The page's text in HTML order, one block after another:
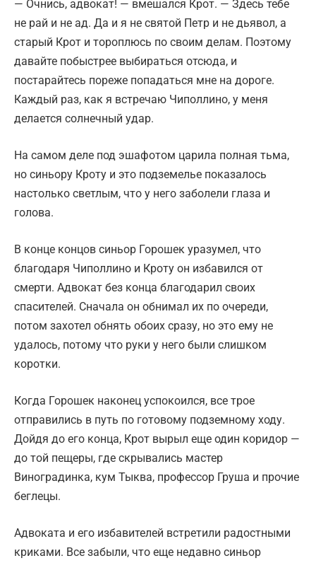
— Очнись, адвокат! — вмешался Крот. — Здесь тебе
не рай и не ад. Да и я не святой Петр и не дьявол, а
старый Крот и тороплюсь по своим делам. Поэтому
давайте побыстрее выбираться отсюда, и
постарайтесь пореже попадаться мне на дороге.
Каждый раз, как я встречаю Чиполлино, у меня
делается солнечный удар.
На самом деле под эшафотом царила полная тьма,
но синьору Кроту и это подземелье показалось
настолько светлым, что у него заболели глаза и
голова.
В конце концов синьор Горошек уразумел, что
благодаря Чиполлино и Кроту он избавился от
смерти. Адвокат без конца благодарил своих
спасителей. Сначала он обнимал их по очереди,
потом захотел обнять обоих сразу, но это ему не
удалось, потому что руки у него были слишком
коротки.
Когда Горошек наконец успокоился, все трое
отправились в путь по готовому подземному ходу.
Дойдя до его конца, Крот вырыл еще один коридор —
до той пещеры, где скрывались мастер
Виноградинка, кум Тыква, профессор Груша и прочие
беглецы.
Адвоката и его избавителей встретили радостными
криками. Все забыли, что еще недавно синьор